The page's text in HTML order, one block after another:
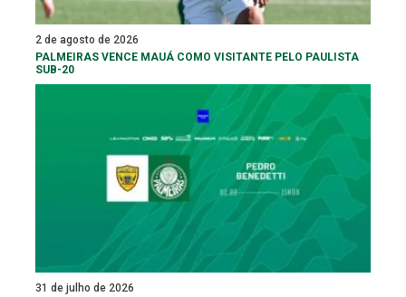
2 de agosto de 2026
PALMEIRAS VENCE MAUÁ COMO VISITANTE PELO PAULISTA
SUB-20
31 de julho de 2026